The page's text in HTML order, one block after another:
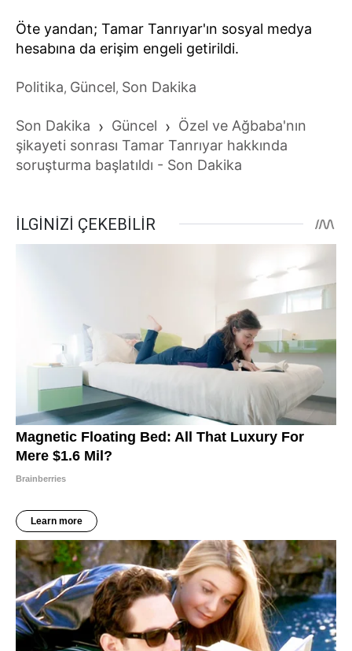
Öte yandan; Tamar Tanrıyar'ın sosyal medya
hesabına da erişim engeli getirildi.
Politika, Güncel, Son Dakika
Son Dakika › Güncel › Özel ve Ağbaba'nın
şikayeti sonrası Tamar Tanrıyar hakkında
soruşturma başlatıldı - Son Dakika